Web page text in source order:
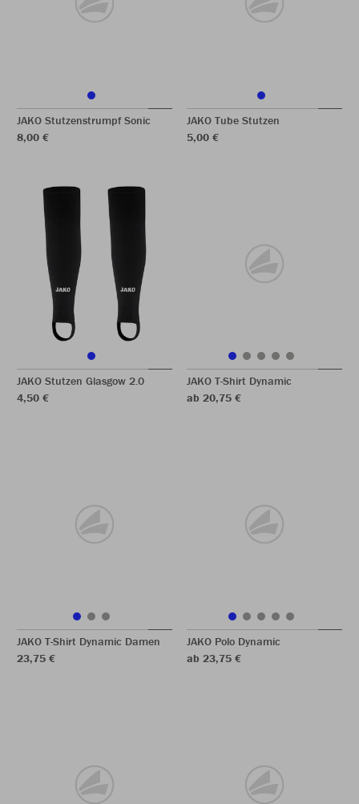
JAKO Stutzenstrumpf Sonic
8,00 €
JAKO Tube Stutzen
5,00 €
JAKO Stutzen Glasgow 2.0
4,50 €
JAKO T-Shirt Dynamic
ab 20,75 €
JAKO T-Shirt Dynamic Damen
23,75 €
JAKO Polo Dynamic
ab 23,75 €